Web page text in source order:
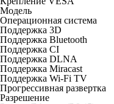
Модель
Операционная система
Поддержка 3D
Поддержка Bluetooth
Поддержка CI
Поддержка DLNA
Поддержка Miracast
Поддержка Wi-Fi TV
Прогрессивная развертка
Разрешение